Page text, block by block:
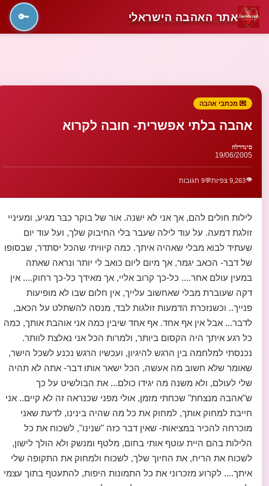
אתר האהבה הישראלי 🔑
💌 מכתבי אהבה
אהבה בלתי אפשרית- חובה לקרוא
סינדרלה
19/06/2005
👁️9,263 צפיות 💬9 תגובות
לילות חולים להם, אך אני לא ישנה. אור של בוקר כבר מגיע, ומעיניי
זולגת דמעה. על עוד לילה שעבר בלי החיבוק שלך, ועל עוד יום
שעתיד לבוא מבלי שאהיה איתך. כמה קיוויתי שהכל יסתדר, שבסופו
של דבר- הכאב יגמר, אך מיום ליום כואב לי יותר ונראה שאתה
במעין עולם אחר.... כל-כך קרוב אליי, אך מאידך כל-כך רחוק.... אין
דקה שעוברת מבלי שאחשוב עלייך, אין חלום שבו לא מופיעות
פנייך.. וכשנזכרת הדמעות זולגות לבד, מנסה להשתלט על הכאב,
לדבר... אבל אין אף אחד. אף אחד שיבין כמה אני אוהבת אותך, כמה
כל רגע איתך היה הקסום ביותר, ולמרות הכל אני נאלצת לוותר.
נכנסתי למלחמה בין הרגש להיגיון, ועכשיו הרגש נכנע לשכל הישר,
שאומר שלא חשוב מה אעשה, הכל ישאר אותו דבר- אתה לא תהיה
שלי לעולם, ולא משנה מה יגידו כולם... את הבולשיט על כך
ש"אהבה מנצחת" שכחתי מזמן, אולי מפני שכנראה זה לא קיים.. אני
חייבת למחוק אותך, למחוק את כל מה שהיה בינינו, לדעת שאני
מוכרחה להכיר במציאות- שאין דבר כזה "שנינו", לשכוח את כל
הלילות בהם היית עוטף אותי בחום, מלטף ומנשק ולא הולך לישון,
לשכוח את הריח, את החיוך שלך, לשכוח ולמחוק את התקופה שלי
איתך.... לקרוע מזכרוני את כל התמונות היפות, להתעטף בתוך עצמי